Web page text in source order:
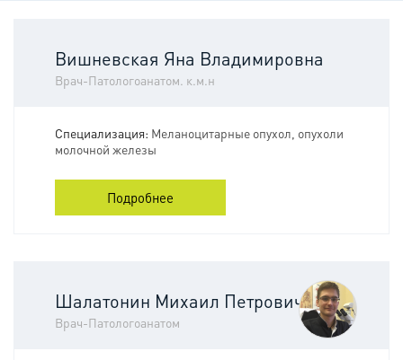
Вишневская Яна Владимировна
Врач-Патологоанатом. к.м.н
Специализация: Меланоцитарные опухол, опухоли
молочной железы
Подробнее
Шалатонин Михаил Петрович
Врач-Патологоанатом